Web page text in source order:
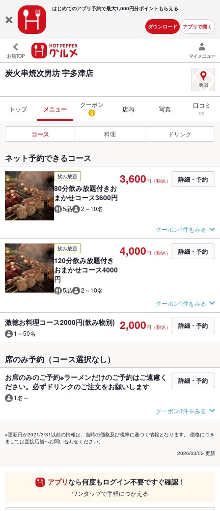
はじめてのアプリ予約で最大1,000円分ポイントもらえる
ダウンロード アプリで開く
お店TOP マイメニュー
炭火串焼次男坊 宇多津店
トップ メニュー
クーポン
3 店内 写真 口コミ
59
コース 料理 ドリンク
ネット予約できるコース
飲み放題
80分飲み放題付きお
まかせコース3600円
5品 2～10名
3,600円（税込） 詳細・予約
クーポン1件をみる
飲み放題
120分飲み放題付き
おまかせコース4000
円
5品 2～10名
4,000円（税込） 詳細・予約
クーポン1件をみる
激徳お料理コース2000円(飲み物別)
1～50名
2,000円（税込） 詳細・予約
席のみ予約（コース選択なし）
お席のみのご予約※ラーメンだけのご予約はご遠慮く
ださい。必ずドリンクのご注文をお願いします
1名～
詳細・予約
クーポン3件をみる
※更新日が2021/3/31以前の情報は、当時の価格及び税率に基づく情報となります。 価格につき
ましては直接店舗へお問い合わせください。
2026/03/02 更新
アプリなら何度もログイン不要ですぐ確認！
ワンタップで手軽につかえる